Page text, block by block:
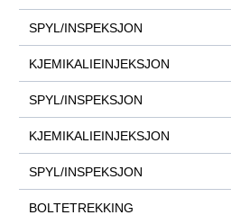
SPYL/INSPEKSJON
KJEMIKALIEINJEKSJON
SPYL/INSPEKSJON
KJEMIKALIEINJEKSJON
SPYL/INSPEKSJON
BOLTETREKKING